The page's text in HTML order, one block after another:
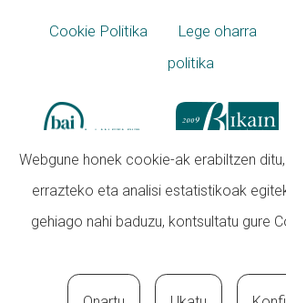
Cookie Politika Lege oharra
politika
Webgune honek cookie-ak erabiltzen
errazteko eta analisi estatistikoak
gehiago nahi baduzu, kontsultatu gure